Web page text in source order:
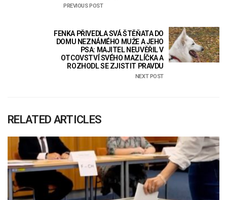
PREVIOUS POST
FENKA PŘIVEDLA SVÁ ŠTĚŇATA DO
DOMU NEZNÁMÉHO MUŽE A JEHO
PSA: MAJITEL NEUVĚŘIL V
OTCOVSTVÍ SVÉHO MAZLÍČKA A
ROZHODL SE ZJISTIT PRAVDU
NEXT POST
RELATED ARTICLES